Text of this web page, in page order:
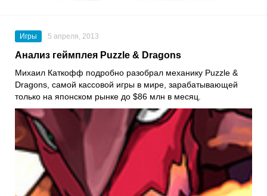
Игры 5 апреля, 2013
Анализ геймплея Puzzle & Dragons
Михаил Каткофф подробно разобрал механику Puzzle &
Dragons, самой кассовой игры в мире, зарабатывающей
только на японском рынке до $86 млн в месяц.